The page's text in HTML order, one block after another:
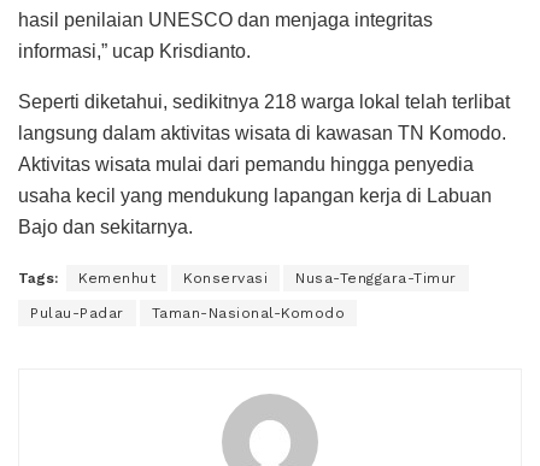
hasil penilaian UNESCO dan menjaga integritas
informasi,” ucap Krisdianto.
Seperti diketahui, sedikitnya 218 warga lokal telah terlibat
langsung dalam aktivitas wisata di kawasan TN Komodo.
Aktivitas wisata mulai dari pemandu hingga penyedia
usaha kecil yang mendukung lapangan kerja di Labuan
Bajo dan sekitarnya.
Tags: Kemenhut Konservasi Nusa-Tenggara-Timur
Pulau-Padar Taman-Nasional-Komodo